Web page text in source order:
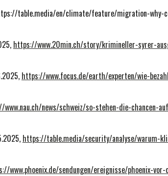
table.media/en/climate/feature/migration-
https://www.20min.ch/story/krimineller-syrer-
https://www.focus.de/earth/experten/wie-
news/schweiz/so-stehen-die-chancen-
https://table.media/security/analyse/warum-
www.phoenix.de/sendungen/ereignisse/phoenix-